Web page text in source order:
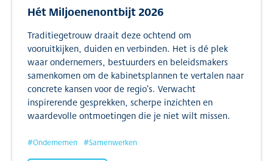
Hét Miljoenenontbijt 2026
Traditiegetrouw draait deze ochtend om
vooruitkijken, duiden en verbinden. Het is dé plek
waar ondernemers, bestuurders en beleidsmakers
samenkomen om de kabinetsplannen te vertalen naar
concrete kansen voor de regio’s. Verwacht
inspirerende gesprekken, scherpe inzichten en
waardevolle ontmoetingen die je niet wilt missen.
#Ondernemen #Samenwerken